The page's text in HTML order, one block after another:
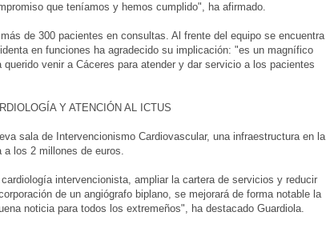
que teníamos y hemos cumplido", ha afirmado.
de 300 pacientes en consultas. Al frente del equipo se encuentra
en funciones ha agradecido su implicación: "es un magnífico
venir a Cáceres para atender y dar servicio a los pacientes
Y ATENCIÓN AL ICTUS
sala de Intervencionismo Cardiovascular, una infraestructura en la
a los 2 millones de euros.
intervencionista, ampliar la cartera de servicios y reducir
de un angiógrafo biplano, se mejorará de forma notable la
noticia para todos los extremeños", ha destacado Guardiola.